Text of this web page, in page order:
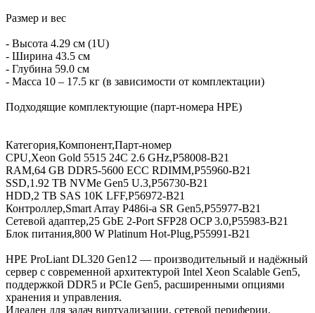
Размер и вес
- Высота 4.29 см (1U)
- Ширина 43.5 см
- Глубина 59.0 см
- Масса 10 – 17.5 кг (в зависимости от комплектации)
Подходящие комплектующие (парт‑номера HPE)
Категория,Компонент,Парт‑номер
CPU,Xeon Gold 5515 24C 2.6 GHz,P58008‑B21
RAM,64 GB DDR5‑5600 ECC RDIMM,P55960‑B21
SSD,1.92 TB NVMe Gen5 U.3,P56730‑B21
HDD,2 TB SAS 10K LFF,P56972‑B21
Контроллер,Smart Array P486i‑a SR Gen5,P55977‑B21
Сетевой адаптер,25 GbE 2‑Port SFP28 OCP 3.0,P55983‑B21
Блок питания,800 W Platinum Hot‑Plug,P55991‑B21
HPE ProLiant DL320 Gen12 — производительный и надёжный
сервер с современной архитектурой Intel Xeon Scalable Gen5,
поддержкой DDR5 и PCIe Gen5, расширенными опциями
хранения и управления.
Идеален для задач виртуализации, сетевой периферии,